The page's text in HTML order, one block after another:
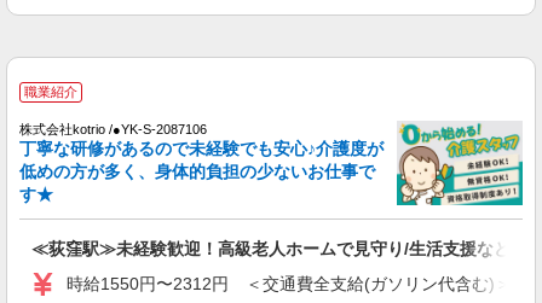
谷下田ビル2階
正社員
SOMPOケア 堀ノ内 認知症デイサービス/3110ja1
介護スタッフ
【介護福祉士】 月給：273,800円 年収例：371
当、（東京都）居住支援特別手当を含む ※居住支
東京都杉並区堀ノ内2-19-26
職業紹介
株式会社kotrio /●YK-S-2087106
丁寧な研修があるので未経験でも安心♪介護度が
低めの方が多く、身体的負担の少ないお仕事で
す★
≪荻窪駅≫未経験歓迎！高級老人ホームで見守り/生活支援など
時給1550円〜2312円 ＜交通費全支給(ガソリン代含む)＞